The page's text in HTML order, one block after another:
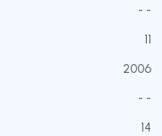
- -
11
2006
- -
14